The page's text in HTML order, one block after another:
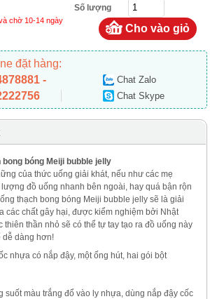
chờ 10-14 ngày
Số lượng
đặt hàng:
-
Chat Zalo
Chat Skype
bóng Meiji bubble jelly
của thức uống giải khát, nếu như các mẹ
đồ uống nhanh bên ngoài, hay quá bận rộn
thạch bong bóng Meiji bubble jelly sẽ là giải
các chất gây hại, được kiểm nghiệm bởi Nhật
thiên thần nhỏ sẽ có thể tự tay tạo ra đồ uống này
dễ dàng hơn!
nhựa có nắp đậy, một ống hút, hai gói bột
suốt màu trắng đổ vào ly nhựa, dùng nắp đậy cốc